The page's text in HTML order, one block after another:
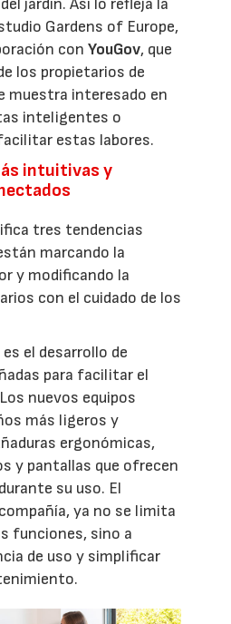
jardín. Así lo refleja la
Gardens of Europe,
conYouGov, que
los propietarios de
muestra interesado en
inteligentes o
estas labores.
intuitivas y
tres tendencias
marcando la
y modificando la
con el cuidado de los
el desarrollo de
para facilitar el
nuevos equipos
más ligeros y
ergonómicas,
y pantallas que ofrecen
su uso. El
ya no se limita
funciones, sino a
de uso y simplificar